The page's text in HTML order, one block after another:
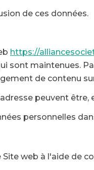
de ces données.
https://
sont maintenues.
de contenu
peuvent être,
personnelles
web à l'aide de